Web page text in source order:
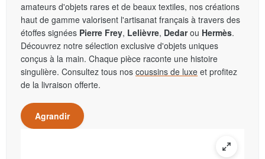
amateurs d'objets rares et de beaux textiles, nos créations
haut de gamme valorisent l'artisanat français à travers des
étoffes signées Pierre Frey, Lelièvre, Dedarou Hermès.
Découvrez notre sélection exclusive d'objets uniques
conçus à la main. Chaque pièce raconte une histoire
singulière. Consultez tous nos coussins de luxe et profitez
de la livraison offerte.
Agrandir